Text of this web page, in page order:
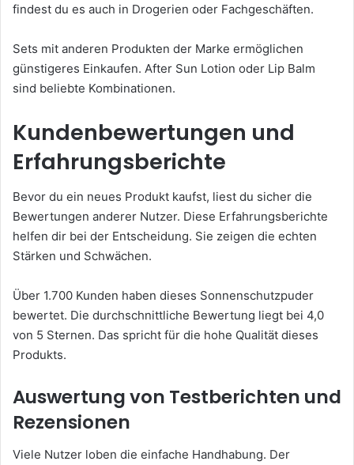
findest du es auch in Drogerien oder Fachgeschäften.
Sets mit anderen Produkten der Marke ermöglichen
günstigeres Einkaufen. After Sun Lotion oder Lip Balm
sind beliebte Kombinationen.
Kundenbewertungen und
Erfahrungsberichte
Bevor du ein neues Produkt kaufst, liest du sicher die
Bewertungen anderer Nutzer. Diese Erfahrungsberichte
helfen dir bei der Entscheidung. Sie zeigen die echten
Stärken und Schwächen.
Über 1.700 Kunden haben dieses Sonnenschutzpuder
bewertet. Die durchschnittliche Bewertung liegt bei 4,0
von 5 Sternen. Das spricht für die hohe Qualität dieses
Produkts.
Auswertung von Testberichten und
Rezensionen
Viele Nutzer loben die einfache Handhabung. Der